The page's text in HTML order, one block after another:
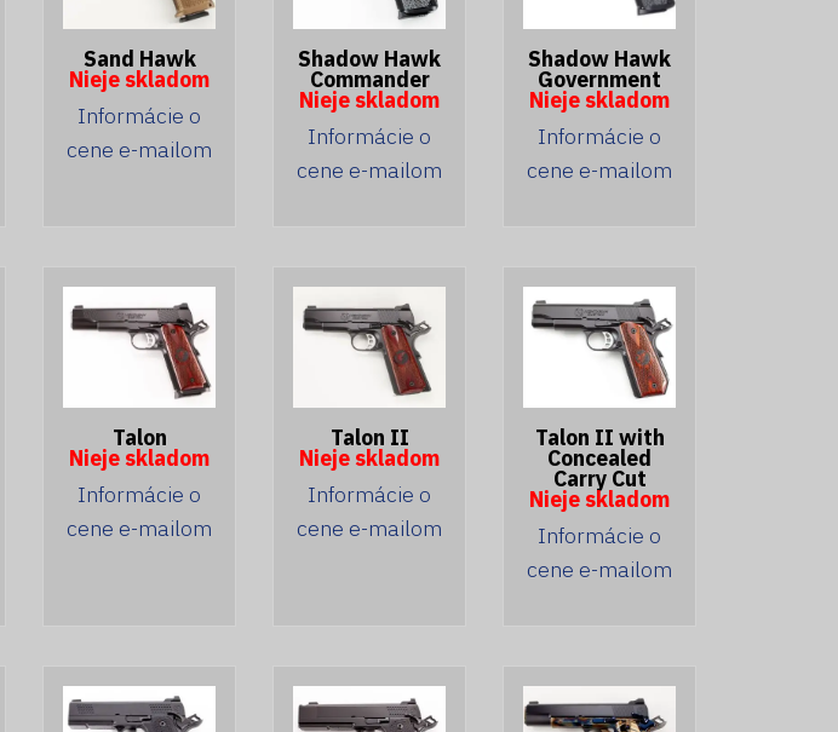
Sand Hawk
Nieje skladom
Informácie o
cene e-mailom
Shadow Hawk
Commander
Nieje skladom
Informácie o
cene e-mailom
Shadow Hawk
Government
Nieje skladom
Informácie o
cene e-mailom
Talon
Nieje skladom
Informácie o
cene e-mailom
Talon II
Nieje skladom
Informácie o
cene e-mailom
Talon II with
Concealed
Carry Cut
Nieje skladom
Informácie o
cene e-mailom